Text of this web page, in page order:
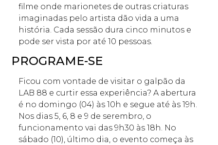
filme onde marionetes de outras criaturas
imaginadas pelo artista dão vida a uma
história. Cada sessão dura cinco minutos e
pode ser vista por até 10 pessoas.
PROGRAME-SE
Ficou com vontade de visitar o galpão da
LAB 88 e curtir essa experiência? A abertura
é no domingo (04) às 10h e segue até às 19h.
Nos dias 5, 6, 8 e 9 de serembro, o
funcionamento vai das 9h30 às 18h. No
sábado (10), último dia, o evento começa às